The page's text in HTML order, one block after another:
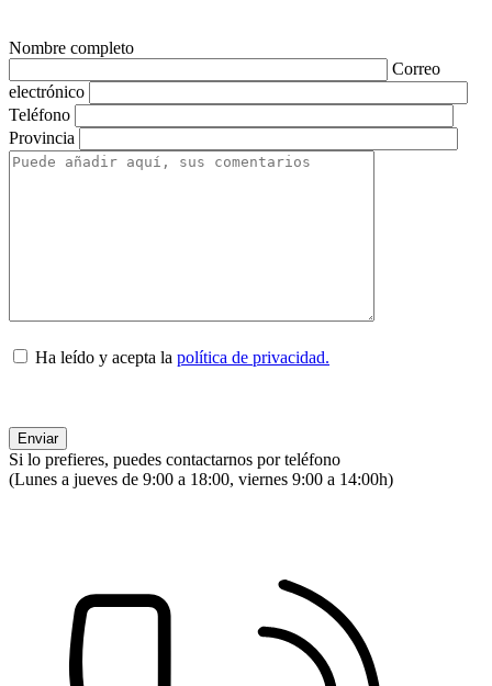
Nombre completo
Correo
electrónico
Teléfono
Provincia
Ha leído y acepta la política de privacidad.
Si lo prefieres, puedes contactarnos por teléfono
(Lunes a jueves de 9:00 a 18:00, viernes 9:00 a 14:00h)